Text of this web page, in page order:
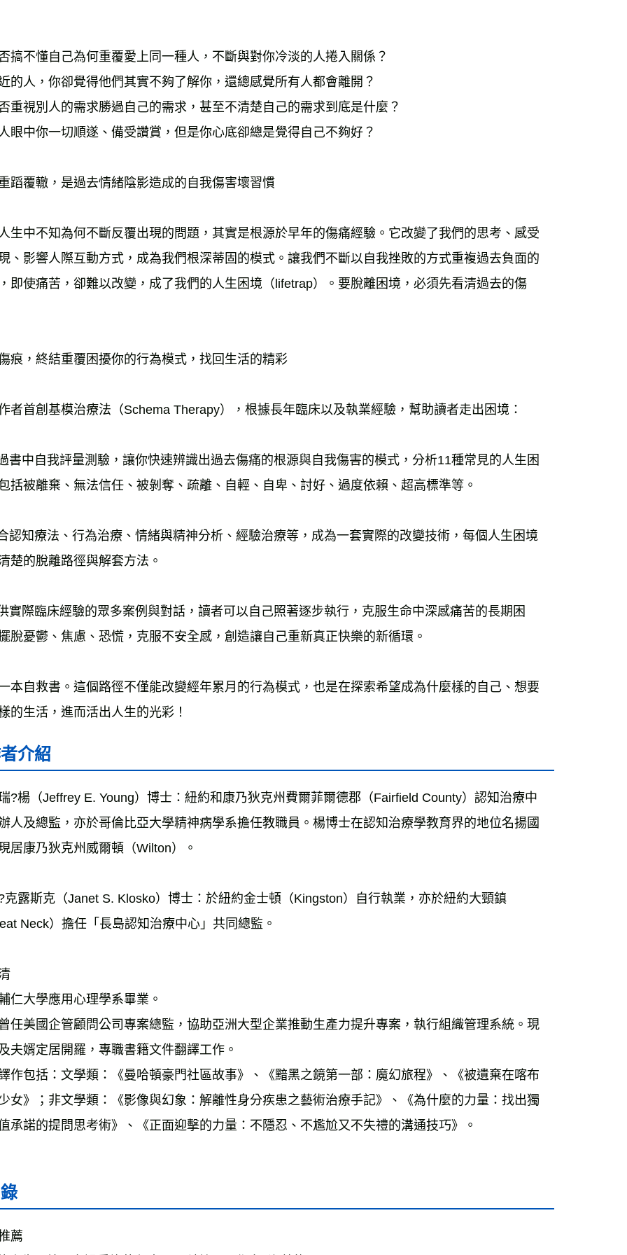
搞不懂自己為何重覆愛上同一種人，不斷與對你冷淡的人捲入關係？
的人，你卻覺得他們其實不夠了解你，還總感覺所有人都會離開？
重視別人的需求勝過自己的需求，甚至不清楚自己的需求到底是什麼？
眼中你一切順遂、備受讚賞，但是你心底卻總是覺得自己不夠好？
蹈覆轍，是過去情緒陰影造成的自我傷害壞習慣
生中不知為何不斷反覆出現的問題，其實是根源於早年的傷痛經驗。它改變了我們的思考、感受
、影響人際互動方式，成為我們根深蒂固的模式。讓我們不斷以自我挫敗的方式重複過去負面的
即使痛苦，卻難以改變，成了我們的人生困境（lifetrap）。要脫離困境，必須先看清過去的傷
痕，終結重覆困擾你的行為模式，找回生活的精彩
者首創基模治療法（Schema Therapy），根據長年臨床以及執業經驗，幫助讀者走出困境：
書中自我評量測驗，讓你快速辨識出過去傷痛的根源與自我傷害的模式，分析11種常見的人生困
括被離棄、無法信任、被剝奪、疏離、自輕、自卑、討好、過度依賴、超高標準等。
認知療法、行為治療、情緒與精神分析、經驗治療等，成為一套實際的改變技術，每個人生困境
楚的脫離路徑與解套方法。
實際臨床經驗的眾多案例與對話，讀者可以自己照著逐步執行，克服生命中深感痛苦的長期困
脫憂鬱、焦慮、恐慌，克服不安全感，創造讓自己重新真正快樂的新循環。
本自救書。這個路徑不僅能改變經年累月的行為模式，也是在探索希望成為什麼樣的自己、想要
的生活，進而活出人生的光彩！
介紹
?楊（Jeffrey E. Young）博士：紐約和康乃狄克州費爾菲爾德郡（Fairfield County）認知治療中
人及總監，亦於哥倫比亞大學精神病學系擔任教職員。楊博士在認知治療學教育界的地位名揚國
居康乃狄克州威爾頓（Wilton）。
克露斯克（Janet S. Klosko）博士：於紐約金士頓（Kingston）自行執業，亦於紐約大頸鎮
Neck）擔任「長島認知治療中心」共同總監。
學應用心理學系畢業。
國企管顧問公司專案總監，協助亞洲大型企業推動生產力提升專案，執行組織管理系統。現
夫婿定居開羅，專職書籍文件翻譯工作。
括：文學類：《曼哈頓豪門社區故事》、《黯黑之鏡第一部：魔幻旅程》、《被遺棄在喀布
女》；非文學類：《影像與幻象：解離性身分疾患之藝術治療手記》、《為什麼的力量：找出獨
承諾的提問思考術》、《正面迎擊的力量：不隱忍、不尷尬又不失禮的溝通技巧》。
薦